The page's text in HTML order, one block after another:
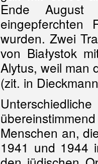
Ende August
eingepferchten
wurden. Zwei
von Białystok
Alytus, weil man
(zit. in
Menschen an,
1941 und 1944